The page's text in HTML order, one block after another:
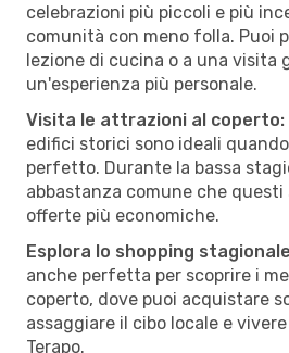
celebrazioni più piccoli e più
comunità con meno folla. Puoi
lezione di cucina o a una visita
un'esperienza più personale.
Visita le attrazioni al coperto:
edifici storici sono ideali
perfetto. Durante la bassa
abbastanza comune che
offerte più economiche.
Esplora lo shopping
anche perfetta per scoprire i
coperto, dove puoi acquistare
assaggiare il cibo locale e
Terapo.